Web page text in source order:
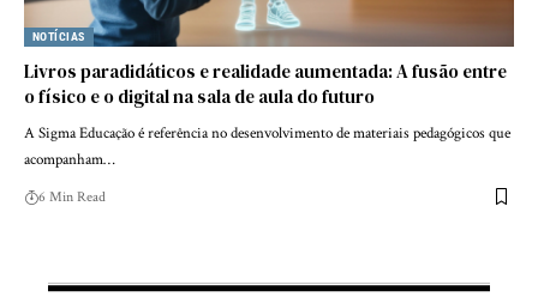
NOTÍCIAS
Livros paradidáticos e realidade aumentada: A fusão entre
o físico e o digital na sala de aula do futuro
A Sigma Educação é referência no desenvolvimento de materiais pedagógicos que
acompanham…
6 Min Read